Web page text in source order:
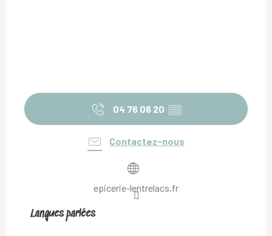
04 76 06 20 ▒▒
Contactez-nous
epicerie-lentrelacs.fr
Langues parlées
Langues parlées